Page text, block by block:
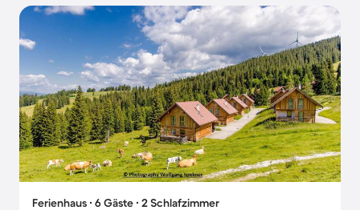
Ferienhaus ∙ 6 Gäste ∙ 2 Schlafzimmer